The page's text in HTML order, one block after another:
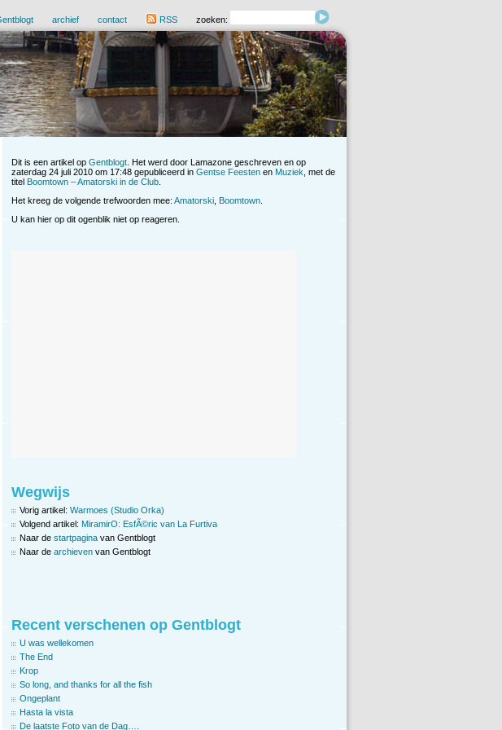
archief contact RSS zoeken:
Dit is een artikel op Gentblogt . Het werd door Lamazone geschreven en op
zaterdag 24 juli 2010 om 17:48 gepubliceerd in Gentse Feesten en Muziek , met de
titel Boomtown – Amatorski in de Club
Het kreeg de volgende trefwoorden mee: Amatorski Boomtown
U kan hier op dit ogenblik niet op reageren.
Wegwijs
Vorig artikel: Warmoes (Studio Orka)
Volgend artikel: MiramirO: EsfÃ©ric van La Furtiva
Naar de startpagina van Gentblogt
Naar de archieven van Gentblogt
Recent verschenen op Gentblogt
U was wellekomen
The End
Krop
So long, and thanks for all the fish
Ongeplant
Hasta la vista
De laatste Foto van de Dag….